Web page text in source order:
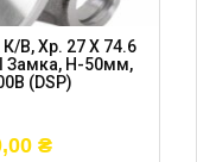
в, Хр. 27 X 74.6
Замка, H-50мм,
(DSP)
₴